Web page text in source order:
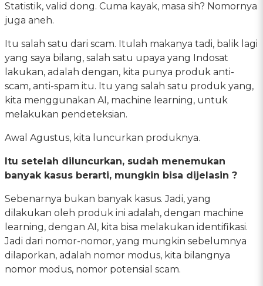
Statistik, valid dong. Cuma kayak, masa sih? Nomornya
juga aneh.
Itu salah satu dari scam. Itulah makanya tadi, balik lagi
yang saya bilang, salah satu upaya yang Indosat
lakukan, adalah dengan, kita punya produk anti-
scam, anti-spam itu. Itu yang salah satu produk yang,
kita menggunakan AI, machine learning, untuk
melakukan pendeteksian.
Awal Agustus, kita luncurkan produknya.
Itu setelah diluncurkan, sudah menemukan
banyak kasus berarti, mungkin bisa dijelasin ?
Sebenarnya bukan banyak kasus. Jadi, yang
dilakukan oleh produk ini adalah, dengan machine
learning, dengan AI, kita bisa melakukan identifikasi.
Jadi dari nomor-nomor, yang mungkin sebelumnya
dilaporkan, adalah nomor modus, kita bilangnya
nomor modus, nomor potensial scam.